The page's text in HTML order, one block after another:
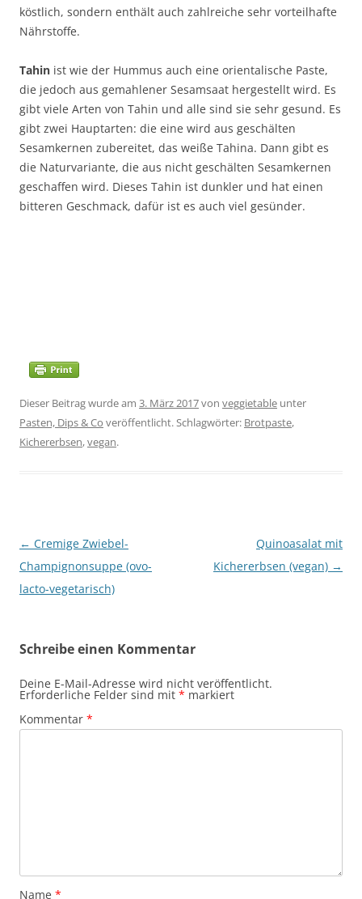
köstlich, sondern enthält auch zahlreiche sehr vorteilhafte
Nährstoffe.
Tahin ist wie der Hummus auch eine orientalische Paste,
die jedoch aus gemahlener Sesamsaat hergestellt wird. Es
gibt viele Arten von Tahin und alle sind sie sehr gesund. Es
gibt zwei Hauptarten: die eine wird aus geschälten
Sesamkernen zubereitet, das weiße Tahina. Dann gibt es
die Naturvariante, die aus nicht geschälten Sesamkernen
geschaffen wird. Dieses Tahin ist dunkler und hat einen
bitteren Geschmack, dafür ist es auch viel gesünder.
Dieser Beitrag wurde am 3. März 2017von veggietable unter
Pasten, Dips & Co veröffentlicht. Schlagwörter: Brotpaste,
Kichererbsen,vegan.
Beitragsnavigation
← Cremige Zwiebel-
Champignonsuppe (ovo-
lacto-vegetarisch)
Quinoasalat mit
Kichererbsen (vegan) →
Schreibe einen Kommentar
Deine E-Mail-Adresse wird nicht veröffentlicht.
Erforderliche Felder sind mit * markiert
Kommentar *
Name *